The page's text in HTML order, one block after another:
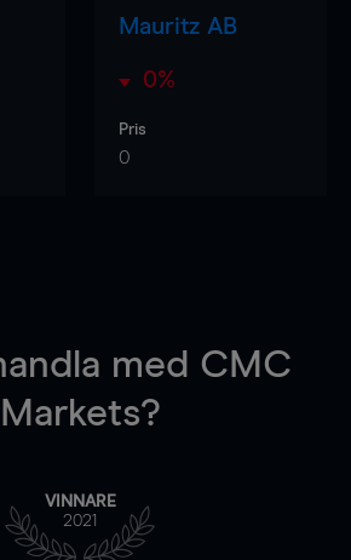
Mauritz AB
0%
Pris
0
med CMC
Markets?
VINNARE
2021